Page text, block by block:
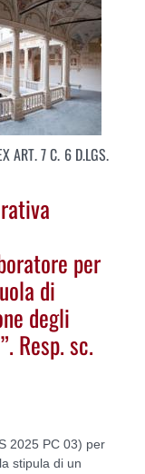
ART. 7 C. 6 D.LGS.
per
di
degli
Resp. sc.
2025 PC 03) per
stipula di un